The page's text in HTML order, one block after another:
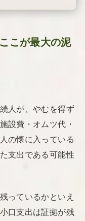
こが最大の泥
人が、やむを得ず
設費・オムツ代・
の懐に入っている
支出である可能性
っているかといえ
口支出は証拠が残